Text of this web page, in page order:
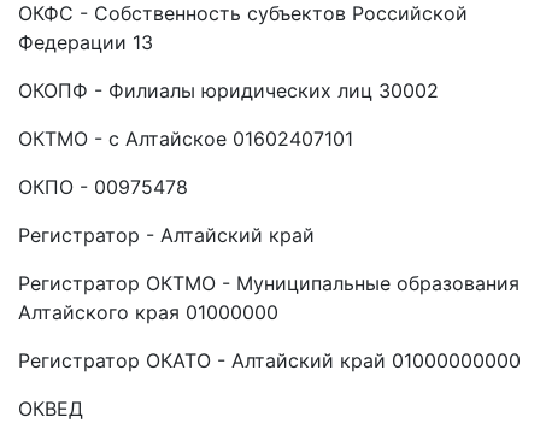
ОКФС - Собственность субъектов Российской
Федерации 13
ОКОПФ - Филиалы юридических лиц 30002
ОКТМО - с Алтайское 01602407101
ОКПО - 00975478
Регистратор - Алтайский край
Регистратор ОКТМО - Муниципальные образования
Алтайского края 01000000
Регистратор ОКАТО - Алтайский край 01000000000
ОКВЕД